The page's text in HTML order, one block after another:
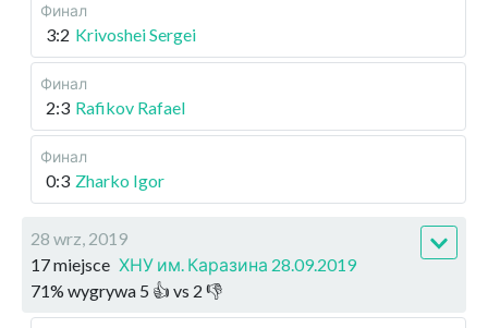
Финал
3:2 Krivoshei Sergei
Финал
2:3 Rafikov Rafael
Финал
0:3 Zharko Igor
28 wrz, 2019
17 miejsce ХНУ им. Каразина 28.09.2019
71% wygrywa 5 👍 vs 2 👎